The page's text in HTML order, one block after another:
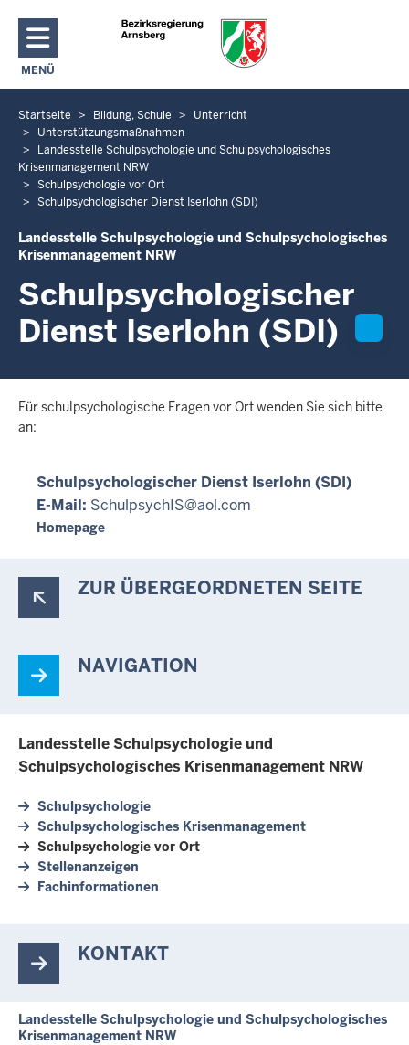
Direkt zum Inhalt
MENÜ
NAVIGATION AKTIVIEREN/DEAKTIVIEREN: HAUPTMENÜ
S
e
b
e
f
i
n
d
e
n
c
Startseite Bildung, Schule
Unterricht
Unterstützungsmaßnahmen
Landesstelle Schulpsychologie und Schulpsychologisches
Krisenmanagement NRW
Schulpsychologie vor Ort
Schulpsychologischer Dienst Iserlohn (SDI)
Landesstelle Schulpsychologie und Schulpsychologisches
Krisenmanagement NRW
Schulpsychologischer
Dienst Iserlohn (SDI)
Für schulpsychologische Fragen vor Ort wenden Sie sich bitte
an:
Schulpsychologischer Dienst Iserlohn (SDI)
E-Mail: SchulpsychIS@aol.com
Homepage
ZUR ÜBERGEORDNETEN SEITE
NAVIGATION
Landesstelle Schulpsychologie und
Schulpsychologisches Krisenmanagement NRW
Schulpsychologie
Schulpsychologisches Krisenmanagement
Schulpsychologie vor Ort
Stellenanzeigen
Fachinformationen
KONTAKT
Landesstelle Schulpsychologie und Schulpsychologisches
Krisenmanagement NRW